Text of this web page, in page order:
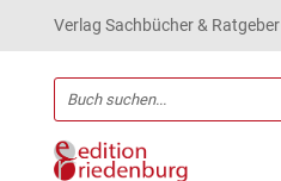
Verlag Sachbücher & Ratgeber